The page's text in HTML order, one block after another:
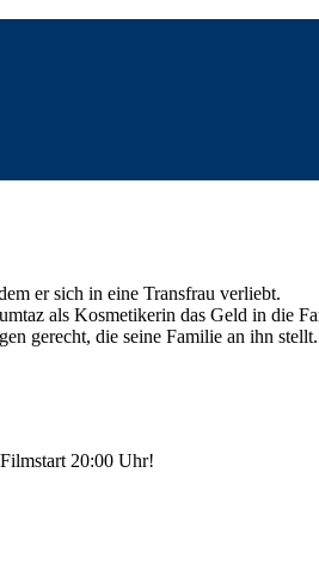
er sich in eine Transfrau verliebt.
als Kosmetikerin das Geld in die
gerecht, die seine Familie an ihn
20:00 Uhr!